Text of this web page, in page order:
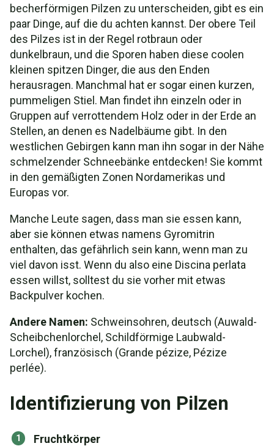
becherförmigen Pilzen zu unterscheiden, gibt es ein
paar Dinge, auf die du achten kannst. Der obere Teil
des Pilzes ist in der Regel rotbraun oder
dunkelbraun, und die Sporen haben diese coolen
kleinen spitzen Dinger, die aus den Enden
herausragen. Manchmal hat er sogar einen kurzen,
pummeligen Stiel. Man findet ihn einzeln oder in
Gruppen auf verrottendem Holz oder in der Erde an
Stellen, an denen es Nadelbäume gibt. In den
westlichen Gebirgen kann man ihn sogar in der Nähe
schmelzender Schneebänke entdecken! Sie kommt
in den gemäßigten Zonen Nordamerikas und
Europas vor.
Manche Leute sagen, dass man sie essen kann,
aber sie können etwas namens Gyromitrin
enthalten, das gefährlich sein kann, wenn man zu
viel davon isst. Wenn du also eine Discina perlata
essen willst, solltest du sie vorher mit etwas
Backpulver kochen.
Andere Namen: Schweinsohren, deutsch (Auwald-
Scheibchenlorchel, Schildförmige Laubwald-
Lorchel), französisch (Grande pézize, Pézize
perlée).
Identifizierung von Pilzen
Fruchtkörper